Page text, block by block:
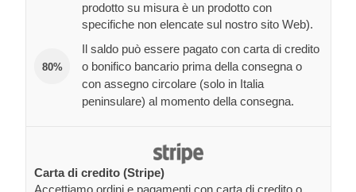
prodotto su misura è un prodotto con
specifiche non elencate sul nostro sito Web).
80%
Il saldo può essere pagato con carta di credito
o bonifico bancario prima della consegna o
con assegno circolare (solo in Italia
peninsulare) al momento della consegna.
Carta di credito (Stripe)
Accettiamo ordini e pagamenti con carta di credito o